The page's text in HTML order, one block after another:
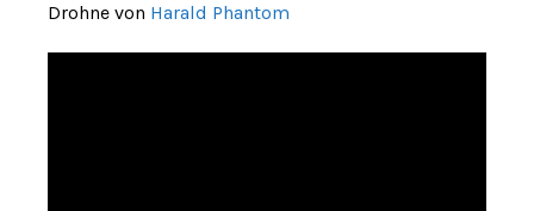
Drohne von Harald Phantom